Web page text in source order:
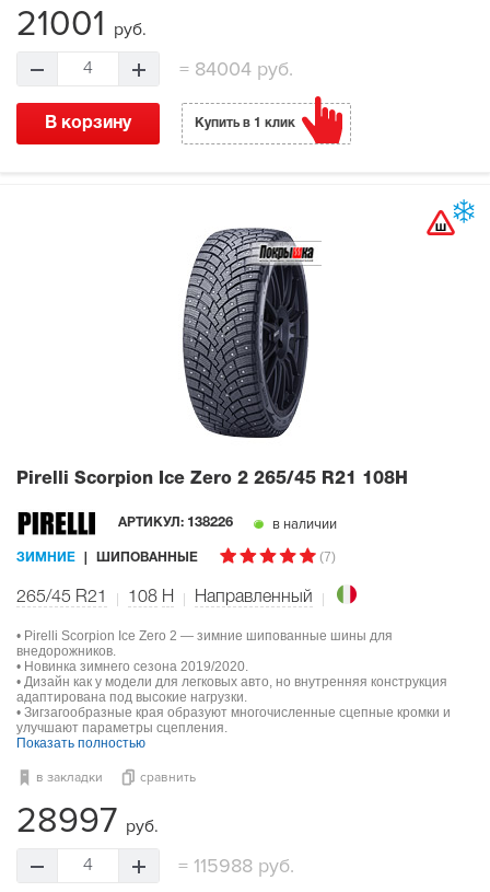
21001 руб.
4 =84004 руб.
В корзину Купить в 1 клик
Pirelli Scorpion Ice Zero 2 265/45 R21 108H
АРТИКУЛ: 138226 в наличии
ЗИМНИЕ ШИПОВАННЫЕ (7)
265/45 R21 108 H Направленный
• Pirelli Scorpion Ice Zero 2 — зимние шипованные шины для
внедорожников.
• Новинка зимнего сезона 2019/2020.
• Дизайн как у модели для легковых авто, но внутренняя конструкция
адаптирована под высокие нагрузки.
• Зигзагообразные края образуют многочисленные сцепные кромки и
улучшают параметры сцепления.
Показать полностью
в закладки сравнить
28997 руб.
4 =115988 руб.